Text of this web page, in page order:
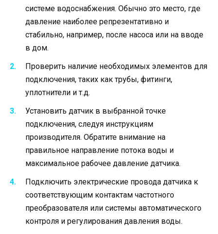
системе водоснабжения. Обычно это место, где
давление наиболее репрезентативно и
стабильно, например, после насоса или на вводе
в дом.
Проверить наличие необходимых элементов для
подключения, таких как трубы, фитинги,
уплотнители и т.д.
Установить датчик в выбранной точке
подключения, следуя инструкциям
производителя. Обратите внимание на
правильное направление потока воды и
максимальное рабочее давление датчика.
Подключить электрические провода датчика к
соответствующим контактам частотного
преобразователя или системы автоматического
контроля и регулирования давления воды.